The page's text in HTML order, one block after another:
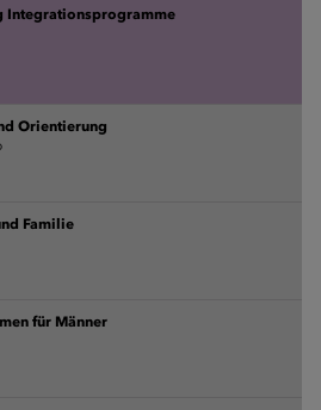
Integrationsprogramme
Orientierung
Familie
für Männer